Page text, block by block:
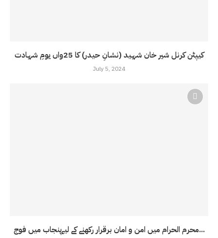
کیپٹن کرنل شیر خان شہید (نشانِ حیدر) کا 25واں یومِ شہادت
July 5, 2024
محرم الحرام میں امن و امان برقرار رکھنے کے لیےپنجاب میں فوج...